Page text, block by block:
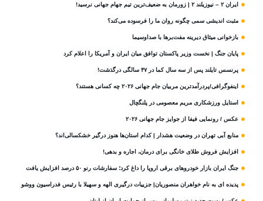
ایران ۲ – نیوزیلند ۲ | زورمان به ضعیف‌ترین تیم جهام جهانی نرسید!
مثبت‌ اندیشی سمی چگونه روان ما را فرسوده می‌کند؟
بازخوانی میثاق دیرینه مفت‌برها با صداوسیما
پایان جنگ | نخست وزیر پاکستان توافق میان ایران و آمریکا را اعلام کرد
پرنسس تایلند پس از سه سال کما در ۴۷ سالگی درگذشت!
اینفوگرافی/پردرآمدترین مربیان جام جهانی ۲۰۲۶ چه کسانی هستند؟
استایل ورزشکاری مریم معصومی در پلنگچال
عکس / رونمایی فیفا از جوایز جام جهانی ۲۰۲۶
منابع آبی تهران در وضعیت هشدار | کدام استان‌ها هنوز درگیر خشکسالی‌اند؟
افزایش فروش طلای خانگی برای درمان، اجاره و بدهی!
جنگ ایران بازار خودروهای برقی اروپا را داغ کرد؛ سفارشات رنو ۵۰ درصد افزایش یافت
پدیده ای به نام خواهران منصوریان| جزییات درگیری الهه و سهیلا با رئیس فدراسیون ووشو